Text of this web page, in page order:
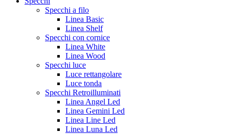
Specchi a filo
Linea Basic
Linea Shelf
Specchi con cornice
Linea White
Linea Wood
Specchi luce
Luce rettangolare
Luce tonda
Specchi Retroilluminati
Linea Angel Led
Linea Gemini Led
Linea Line Led
Linea Luna Led